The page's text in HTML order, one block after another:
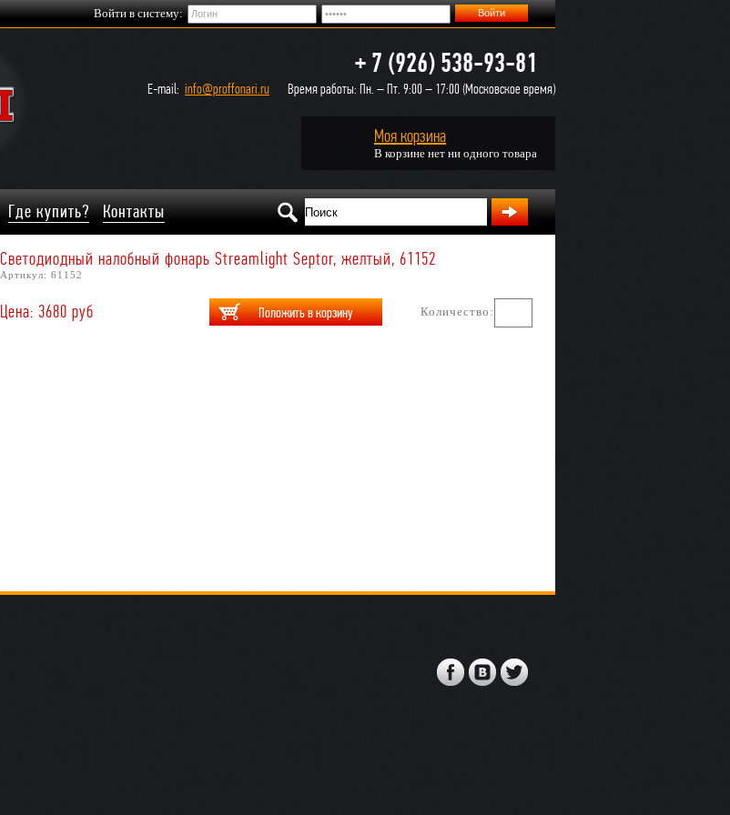
Войти в систему:
+ 7 (926) 538-93-81
E-mail: info@proffonari.ru Время работы: Пн. – Пт. 9:00 – 17:00 (Московское время)
Моя корзина
В корзине нет ни одного товара
Где купить? Контакты
Светодиодный налобный фонарь Streamlight Septor, желтый, 61152
Артикул: 61152
Цена: 3680 руб Количество: